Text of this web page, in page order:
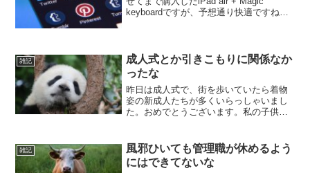
keyboardですが、予想通り快適ですね。
雑記
成人式とか引きこもりに関係なか
ったな
昨日は成人式で、街を歩いていたら着物
姿の新成人たちが多くいらっしゃいまし
た。おめでとうございます。私の子供は
に願います。そのための増税なら受け入
れるよ！さて、引きこも...
雑記
風邪ひいても管理職が休めるよう
にはできてないな